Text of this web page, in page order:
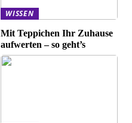
WISSEN
Mit Teppichen Ihr Zuhause
aufwerten – so geht’s